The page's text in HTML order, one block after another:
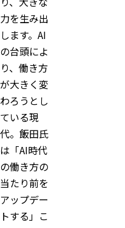
力を生み出
します。AI
の台頭によ
り、働き方
が大きく変
わろうとし
ている現
代。飯田氏
は「AI時代
の働き方の
当たり前を
アップデー
トする」こ